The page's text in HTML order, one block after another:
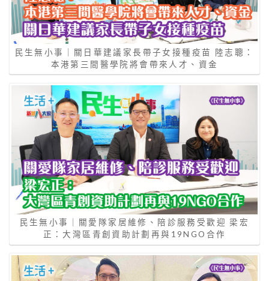
民生無小事｜關日華建議家長帶子女接種疫苗 陸志聰：
本港第三間醫學院將會帶來人才、資金
民生無小事｜關愛隊家居維修、陪診服務受歡迎 梁宏
正：大灣區青創資助計劃再與19NGO合作